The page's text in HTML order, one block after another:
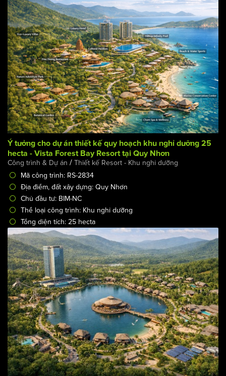
Thể loại công trình: Chung cư cao cấp
hecta - Vista Forest Bay Resort tại Quy Nhơn
Công trình & Dự án/ Thiết kế Resort - Khu nghỉ dưỡng
Mã công trình: RS-2834
Địa điểm, đất xây dựng: Quy Nhơn
Chủ đầu tư: BIM-NC
Thể loại công trình: Khu nghỉ dưỡng
Tổng diện tích: 25 hecta